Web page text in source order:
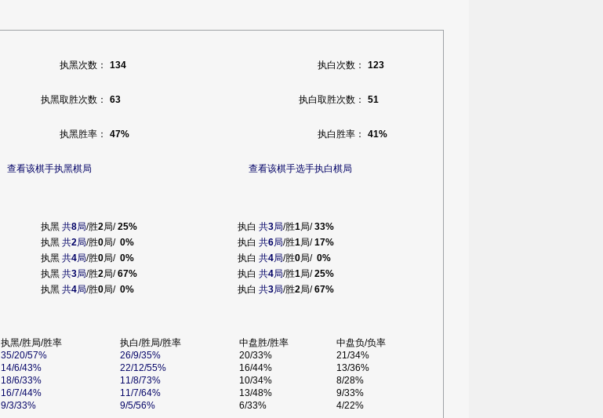
执黑次数： 134 执白次数： 123
执黑取胜次数： 63 执白取胜次数： 51
执黑胜率： 47% 执白胜率： 41%
查看该棋手执黑棋局 查看该棋手选手执白棋局
执黑 共8局/胜2局/25% 执白 共3局/胜1局/33%
执黑 共2局/胜0局/0% 执白 共6局/胜1局/17%
执黑 共4局/胜0局/0% 执白 共4局/胜0局/0%
执黑 共3局/胜2局/67% 执白 共4局/胜1局/25%
执黑 共4局/胜0局/0% 执白 共3局/胜2局/67%
执黑/胜局/胜率 执白/胜局/胜率 中盘胜/胜率
中盘负/负率
35/20/57% 26/9/35% 20/33%
21/34%
14/6/43% 22/12/55% 16/44%
13/36%
18/6/33% 11/8/73% 10/34%
8/28%
16/7/44% 11/7/64% 13/48%
9/33%
9/3/33% 9/5/56% 6/33% 4/22%